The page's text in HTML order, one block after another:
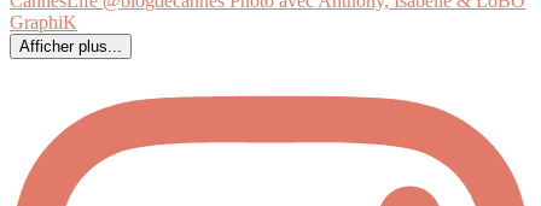
Afficher plus...